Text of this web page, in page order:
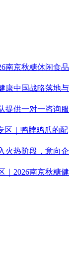
南京秋糖休闲食品
康中国战略落地与
提供一对一咨询服
区｜鸭脖鸡爪的配
火热阶段，意向企
｜2026南京秋糖健